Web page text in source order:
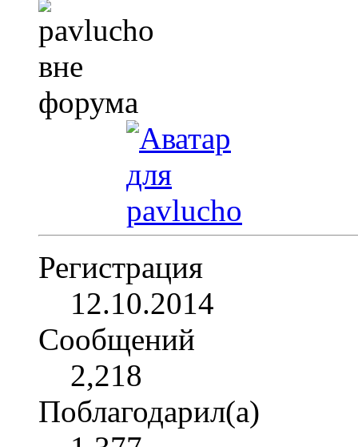
Регистрация
12.10.2014
Сообщений
2,218
Поблагодарил(а)